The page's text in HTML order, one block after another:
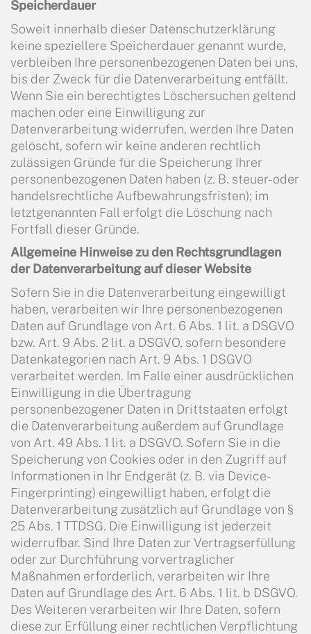
Speicherdauer
Soweit innerhalb dieser Datenschutzerklärung
keine speziellere Speicherdauer genannt wurde,
verbleiben Ihre personenbezogenen Daten bei uns,
bis der Zweck für die Datenverarbeitung entfällt.
Wenn Sie ein berechtigtes Löschersuchen geltend
machen oder eine Einwilligung zur
Datenverarbeitung widerrufen, werden Ihre Daten
gelöscht, sofern wir keine anderen rechtlich
zulässigen Gründe für die Speicherung Ihrer
personenbezogenen Daten haben (z. B. steuer- oder
handelsrechtliche Aufbewahrungsfristen); im
letztgenannten Fall erfolgt die Löschung nach
Fortfall dieser Gründe.
Allgemeine Hinweise zu den Rechtsgrundlagen
der Datenverarbeitung auf dieserWebsite
Sofern Sie in die Datenverarbeitung eingewilligt
haben, verarbeiten wir Ihre personenbezogenen
Daten auf Grundlage von Art. 6 Abs. 1 lit. a DSGVO
bzw. Art. 9 Abs. 2 lit. a DSGVO, sofern besondere
Datenkategorien nach Art. 9 Abs. 1 DSGVO
verarbeitet werden. Im Falle einer ausdrücklichen
Einwilligung in die Übertragung
personenbezogener Daten in Drittstaaten erfolgt
die Datenverarbeitung außerdem auf Grundlage
von Art. 49 Abs. 1 lit. a DSGVO. Sofern Sie in die
Speicherung von Cookies oder in den Zugriff auf
Informationen in Ihr Endgerät (z. B. via Device-
Fingerprinting) eingewilligt haben, erfolgt die
Datenverarbeitung zusätzlich auf Grundlage von §
25 Abs. 1 TTDSG. Die Einwilligung ist jederzeit
widerrufbar. Sind Ihre Daten zur Vertragserfüllung
oder zur Durchführung vorvertraglicher
Maßnahmen erforderlich, verarbeiten wir Ihre
Daten auf Grundlage des Art. 6 Abs. 1 lit. b DSGVO.
Des Weiteren verarbeiten wir Ihre Daten, sofern
diese zur Erfüllung einer rechtlichen Verpflichtung